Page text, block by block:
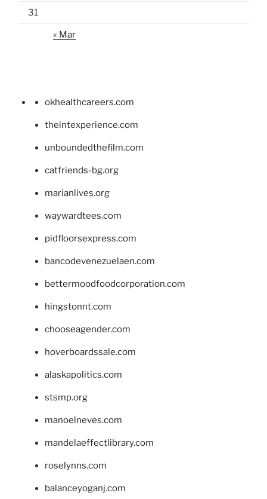
31
« Mar
okhealthcareers.com
theintexperience.com
unboundedthefilm.com
catfriends-bg.org
marianlives.org
waywardtees.com
pidfloorsexpress.com
bancodevenezuelaen.com
bettermoodfoodcorporation.com
hingstonnt.com
chooseagender.com
hoverboardssale.com
alaskapolitics.com
stsmp.org
manoelneves.com
mandelaeffectlibrary.com
roselynns.com
balanceyoganj.com